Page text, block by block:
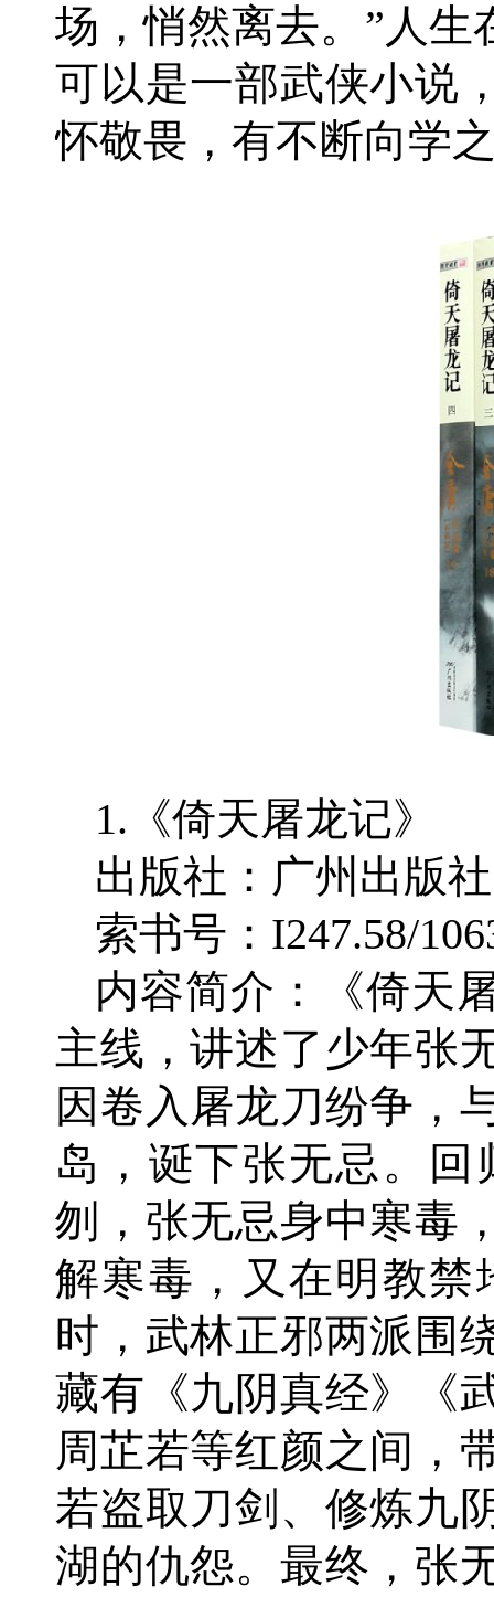
场，悄然离去。”人
可以是一部武侠小说
怀敬畏，有不断向学
1.《倚天屠龙记》
出版社：广州出版社
索书号：I247.58/
内容简介：《倚天
主线，讲述了少年张
因卷入屠龙刀纷争，
岛，诞下张无忌。
刎，张无忌身中寒毒
解寒毒，又在明教
时，武林正邪两派围
藏有《九阴真经》《
周芷若等红颜之间，
若盗取刀剑、修炼九
湖的仇怨。最终，张